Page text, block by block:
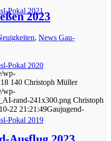
Pokal 2021
Pokal 2020
Pokal 2019
2023
, News Gau-
wp-
140 Christoph Müller
wp-
rand-241x300.png Christoph
22 21:21:49Gaujugend-